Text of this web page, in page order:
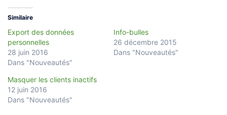
Similaire
Export des données
personnelles
28 juin 2016
Dans "Nouveautés"
Info-bulles
26 décembre 2015
Dans "Nouveautés"
Masquer les clients inactifs
12 juin 2016
Dans "Nouveautés"